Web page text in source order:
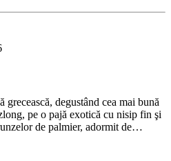
grecească, degustând cea mai bună
pe o pajă exotică cu nisip fin şi
de palmier, adormit de…